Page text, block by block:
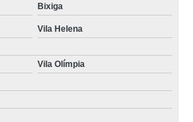
Bixiga
Vila Helena
Vila Olímpia